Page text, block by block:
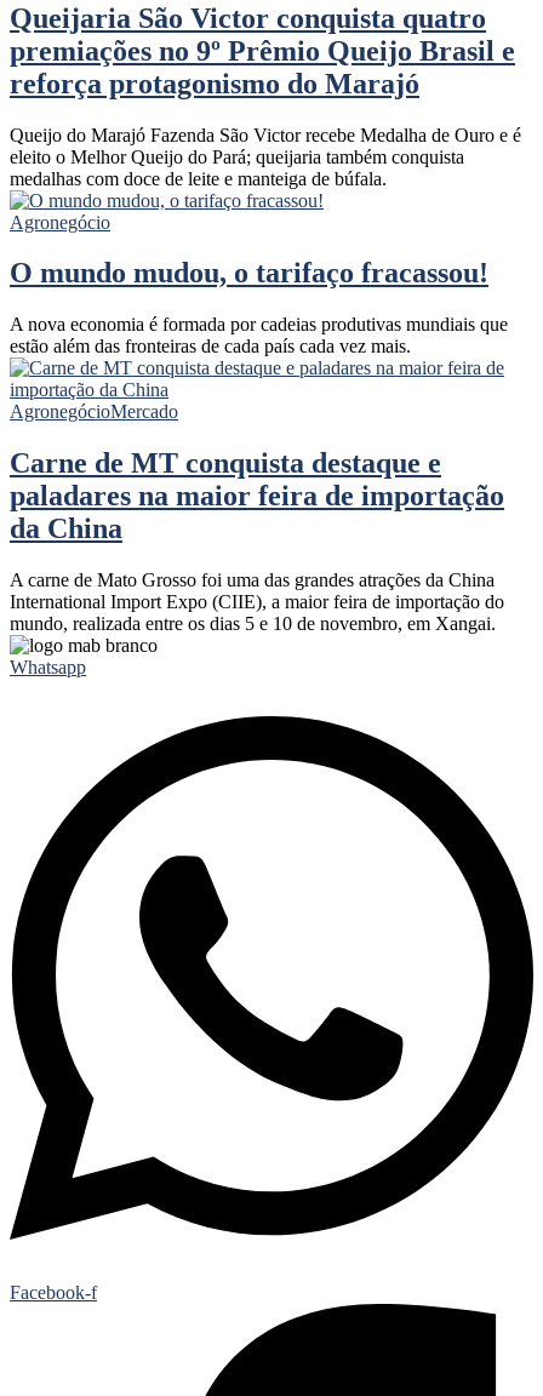
Queijaria São Victor conquista quatro
premiações no 9º Prêmio Queijo Brasil e
reforça protagonismo do Marajó
Queijo do Marajó Fazenda São Victor recebe Medalha de Ouro e é
eleito o Melhor Queijo do Pará; queijaria também conquista
medalhas com doce de leite e manteiga de búfala.
Agronegócio
O mundo mudou, o tarifaço fracassou!
A nova economia é formada por cadeias produtivas mundiais que
estão além das fronteiras de cada país cada vez mais.
AgronegócioMercado
Carne de MT conquista destaque e
paladares na maior feira de importação
da China
A carne de Mato Grosso foi uma das grandes atrações da China
International Import Expo (CIIE), a maior feira de importação do
mundo, realizada entre os dias 5 e 10 de novembro, em Xangai.
Whatsapp
Facebook-f